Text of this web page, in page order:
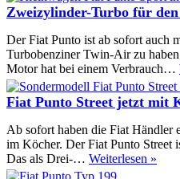
Zweizylinder-Turbo für
Der Fiat Punto ist ab sofort auch
Turbobenziner Twin-Air zu
Motor hat bei einem Verbrauch…
Fiat Punto Street jetzt mit
Ab sofort haben die Fiat Händler
im Köcher. Der Fiat Punto Street
Das als Drei-… Weiterlesen »